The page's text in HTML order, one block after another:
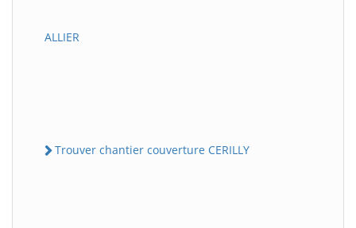
ALLIER
Trouver chantier couverture CERILLY